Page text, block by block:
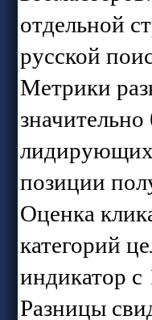
отдельной
русской
Метрики
лидирующих
позиции
Оценка
категорий
индикатор
Разницы